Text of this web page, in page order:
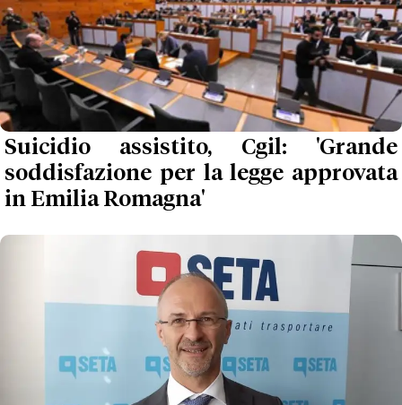
Suicidio assistito, Cgil: 'Grande
soddisfazione per la legge approvata
in Emilia Romagna'